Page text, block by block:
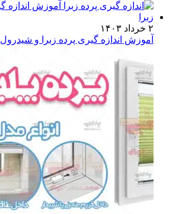
۲ خرداد ۱۴۰۳
آموزش اندازه گیری پرده زبرا و شیدرول